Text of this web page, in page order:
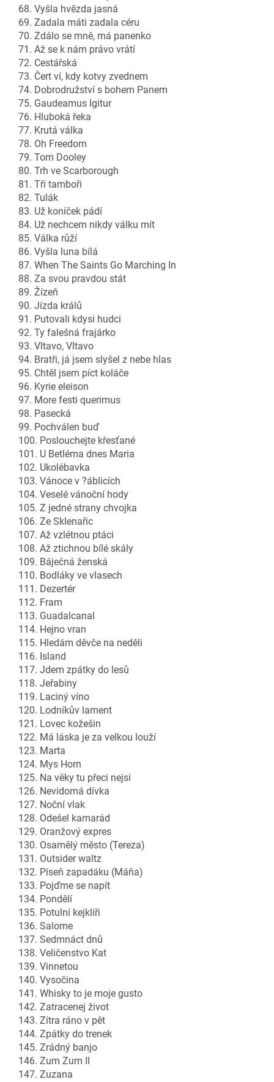
68. Vyšla hvězda jasná
69. Zadala máti zadala céru
70. Zdálo se mně, má panenko
71. Až se k nám právo vrátí
72. Cestářská
73. Čert ví, kdy kotvy zvednem
74. Dobrodružství s bohem Panem
75. Gaudeamus Igitur
76. Hluboká řeka
77. Krutá válka
78. Oh Freedom
79. Tom Dooley
80. Trh ve Scarborough
81. Tři tamboři
82. Tulák
83. Už koníček pádí
84. Už nechcem nikdy válku mít
85. Válka růží
86. Vyšla luna bílá
87. When The Saints Go Marching In
88. Za svou pravdou stát
89. Žízeň
90. Jízda králů
91. Putovali kdysi hudci
92. Ty falešná frajárko
93. Vltavo, Vltavo
94. Bratři, já jsem slyšel z nebe hlas
95. Chtěl jsem píct koláče
96. Kyrie eleison
97. More festi querimus
98. Pasecká
99. Pochválen buď
100. Poslouchejte křesťané
101. U Betléma dnes Maria
102. Ukolébavka
103. Vánoce v ?áblicích
104. Veselé vánoční hody
105. Z jedné strany chvojka
106. Ze Sklenařic
107. Až vzlétnou ptáci
108. Až ztichnou bílé skály
109. Báječná ženská
110. Bodláky ve vlasech
111. Dezertér
112. Fram
113. Guadalcanal
114. Hejno vran
115. Hledám děvče na neděli
116. Island
117. Jdem zpátky do lesů
118. Jeřabiny
119. Laciný víno
120. Lodníkův lament
121. Lovec kožešin
122. Má láska je za velkou louží
123. Marta
124. Mys Horn
125. Na věky tu přeci nejsi
126. Nevidomá dívka
127. Noční vlak
128. Odešel kamarád
129. Oranžový expres
130. Osamělý město (Tereza)
131. Outsider waltz
132. Píseň zapadáku (Máňa)
133. Pojďme se napít
134. Pondělí
135. Potulní kejklíři
136. Salome
137. Sedmnáct dnů
138. Veličenstvo Kat
139. Vinnetou
140. Vysočina
141. Whisky to je moje gusto
142. Zatracenej život
143. Zítra ráno v pět
144. Zpátky do trenek
145. Zrádný banjo
146. Zum Zum II
147. Zuzana